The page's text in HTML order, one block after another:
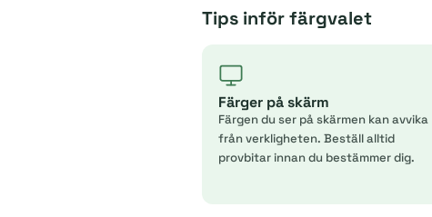
Tips inför färgvalet
Färger på skärm
Färgen du ser på skärmen kan avvika
från verkligheten. Beställ alltid
provbitar innan du bestämmer dig.